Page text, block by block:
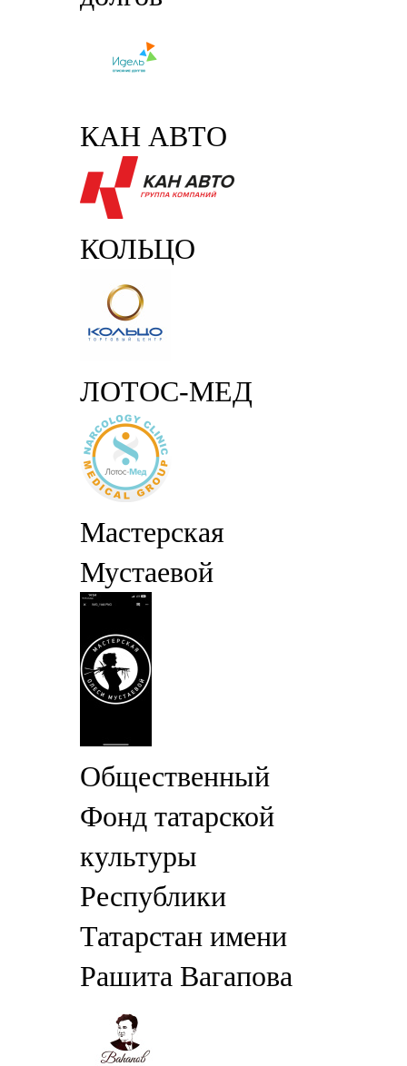
КАН АВТО
КОЛЬЦО
ЛОТОС-МЕД
Мастерская
Мустаевой
Общественный
Фонд татарской
культуры
Республики
Татарстан имени
Рашита Вагапова